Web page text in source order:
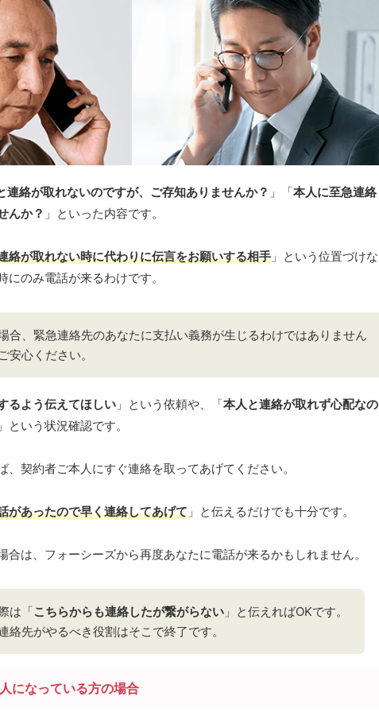
絡が取れないのですが、ご存知ありませんか？ 」「本人に至急連絡
んか？ 」といった内容です。
絡が取れない時に代わりに伝言をお願いする相手 」という位置づけな
のみ電話が来るわけです。
合、緊急連絡先のあなたに支払い義務が生じるわけではありません
安心ください。
るよう伝えてほしい 」という依頼や、「本人と連絡が取れず心配なの
」という状況確認です。
、契約者ご本人にすぐ連絡を取ってあげてください。
があったので早く連絡してあげて 」と伝えるだけでも十分です。
合は、フォーシーズから再度あなたに電話が来るかもしれません。
は「こちらからも連絡したが繋がらない 」と伝えればOKです。
絡先がやるべき役割はそこで終了です。
になっている方の場合